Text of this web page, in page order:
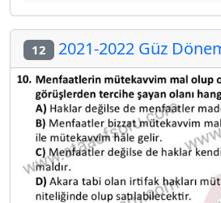
12 2021-2022 Güz